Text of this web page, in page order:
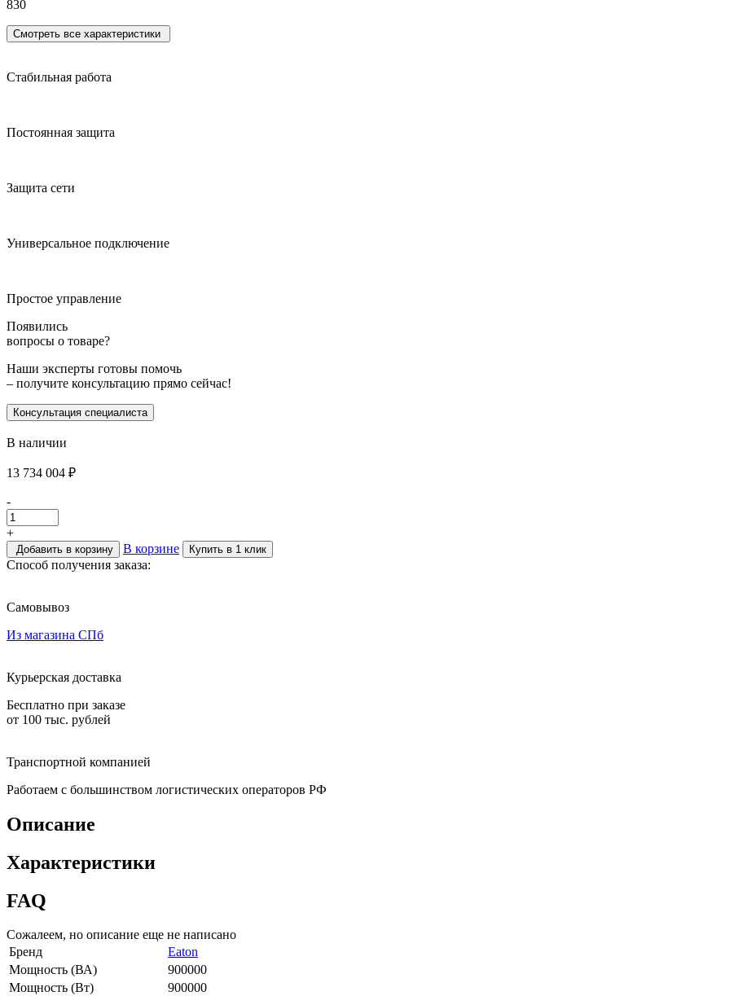
830
Смотреть все характеристики
Стабильная работа
Постоянная защита
Защита сети
Универсальное подключение
Простое управление
Появились
вопросы о товаре?
Наши эксперты готовы помочь
– получите консультацию прямо сейчас!
Консультация специалиста
В наличии
13 734 004 ₽
-
+
Добавить в корзину В корзине Купить в 1 клик
Способ получения заказа:
Самовывоз
Из магазина СПб
Курьерская доставка
Бесплатно при заказе
от 100 тыс. рублей
Транспортной компанией
Работаем с большинством логистических операторов РФ
Описание
Характеристики
FAQ
Сожалеем, но описание еще не написано
Бренд
Eaton
Мощность (ВА)
900000
Мощность (Вт)
900000